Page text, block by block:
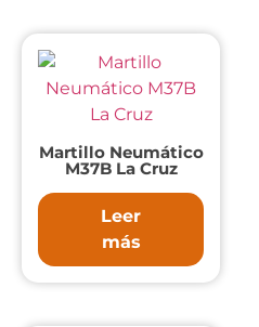
Martillo Neumático
M37B La Cruz
Leer
más